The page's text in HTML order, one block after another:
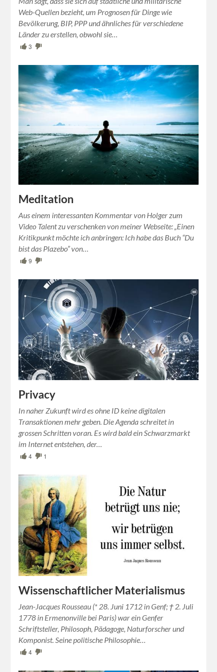
Web-Quellen bezieht, um Prognosen für Dinge wie
Bevölkerung, BIP, PPP und ähnliches für verschiedene
Länder zu erstellen, obwohl sie…
3
Meditation
Aus einem interessanten Kommentar von Holger zum
Video Talent zu verschenken von meiner Webseite: „Einen
Kritikpunkt möchte ich anbringen: Ich habe das Buch “Du
bist das Plazebo” von…
9
Privacy
In naher Zukunft wird es ohne ID keine digitalen
Transaktionen mehr geben. Die Agenda schreitet in
grossen Schritten voran. Es wird bald ein Schwarzmarkt
im Internet entstehen, der…
4 1
Wissenschaftlicher Materialismus
Jean-Jacques Rousseau (* 28. Juni 1712 in Genf; † 2. Juli
1778 in Ermenonville bei Paris) war ein Genfer
Schriftsteller, Philosoph, Pädagoge, Naturforscher und
Komponist. Seine politische Philosophie…
4